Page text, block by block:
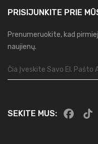
PRISIJUNKITE PRIE
Prenumeruokite, kad
naujienų.
SEKITE MUS: